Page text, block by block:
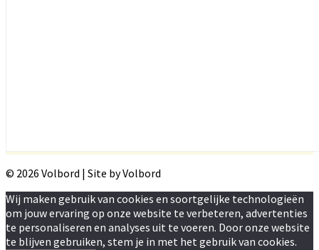
© 2026 Volbord | Site by Volbord
Wij maken gebruik van cookies en soortgelijke technologieën
om jouw ervaring op onze website te verbeteren, advertenties
te personaliseren en analyses uit te voeren. Door onze website
te blijven gebruiken, stem je in met het gebruik van cookies.